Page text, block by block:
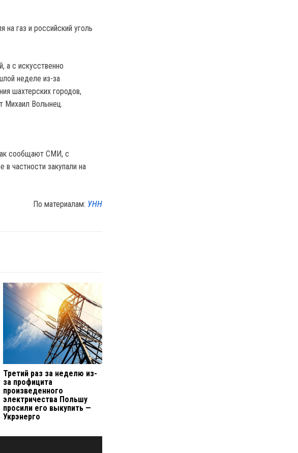
на газ и российский уголь
а с искусственно
неделе из-за
шахтерских городов,
Михаил Волынец.
сообщают СМИ, с
частности закупали на
По материалам: УНН
Третий раз за неделю из-
за профицита
произведенного
электричества Польшу
просили его выкупить —
Укрэнерго